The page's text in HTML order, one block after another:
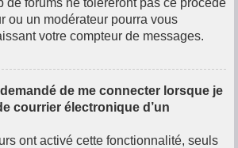
de forums ne toléreront pas ce procédé
ou un modérateur pourra vous
votre compteur de messages.
de me connecter lorsque je
courrier électronique d’un
ont activé cette fonctionnalité, seuls